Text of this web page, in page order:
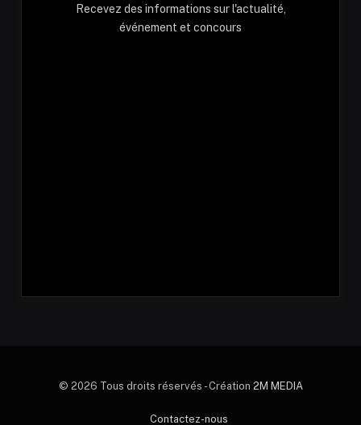
Recevez des informations sur l'actualité,
événement et concours
© 2026 Tous droits réservés - Création 2M MEDIA
Contactez-nous